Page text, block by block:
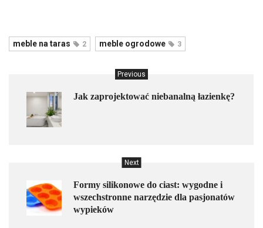
meble na taras 2 meble ogrodowe 3
Previous
Jak zaprojektować niebanalną łazienkę?
Next
Formy silikonowe do ciast: wygodne i
wszechstronne narzędzie dla pasjonatów
wypieków